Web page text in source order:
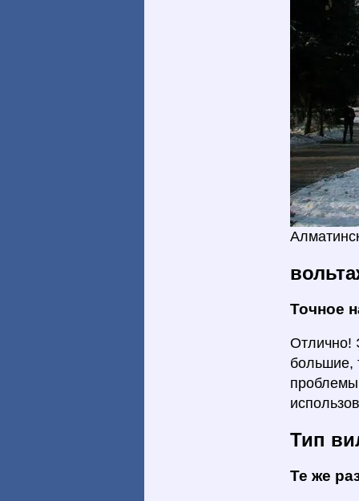
Точное
Отлично!
большие,
проблемы
Тип
Те же